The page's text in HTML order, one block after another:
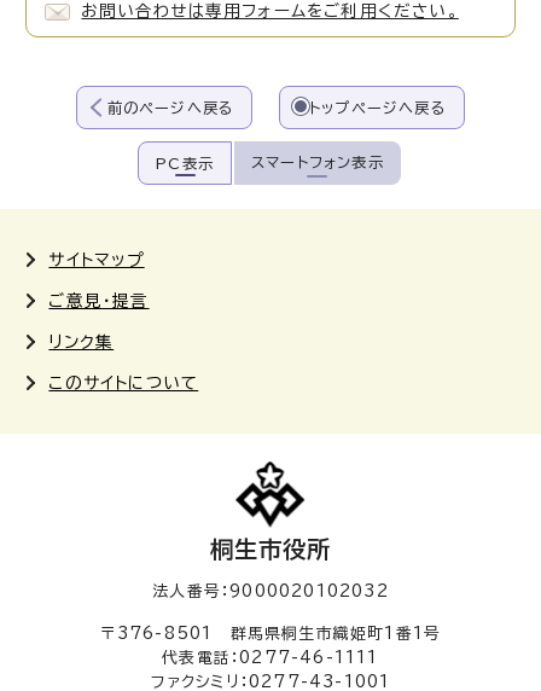
お問い合わせは専用フォームをご利用ください。
前のページへ戻る トップページへ戻る
PC表示 スマートフォン表示
サイトマップ
ご意見・提言
リンク集
このサイトについて
桐生市役所
法人番号：9000020102032
〒376-8501 群馬県桐生市織姫町1番1号
代表電話：0277-46-1111
ファクシミリ：0277-43-1001